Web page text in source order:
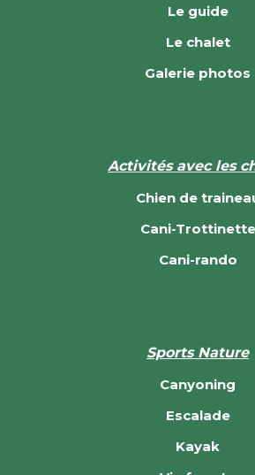
Le guide
Le chalet
Galerie photos
Activités avec les
Chien de
Cani-Trottinette
Cani-rando
Sports Nature
Canyoning
Escalade
Kayak